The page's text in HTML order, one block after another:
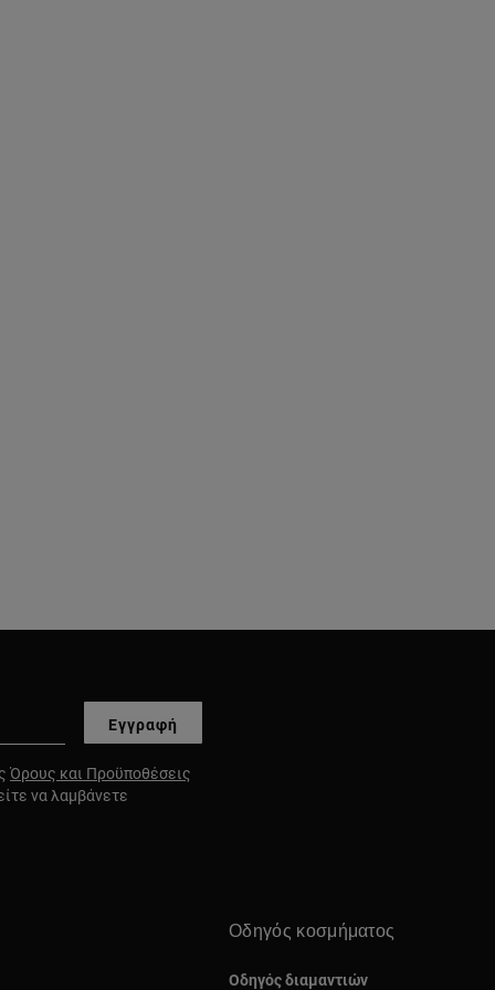
Εγγραφή
Όρους και Προϋποθέσεις
να λαμβάνετε
Οδηγός κοσμήματος
Οδηγός διαμαντιών